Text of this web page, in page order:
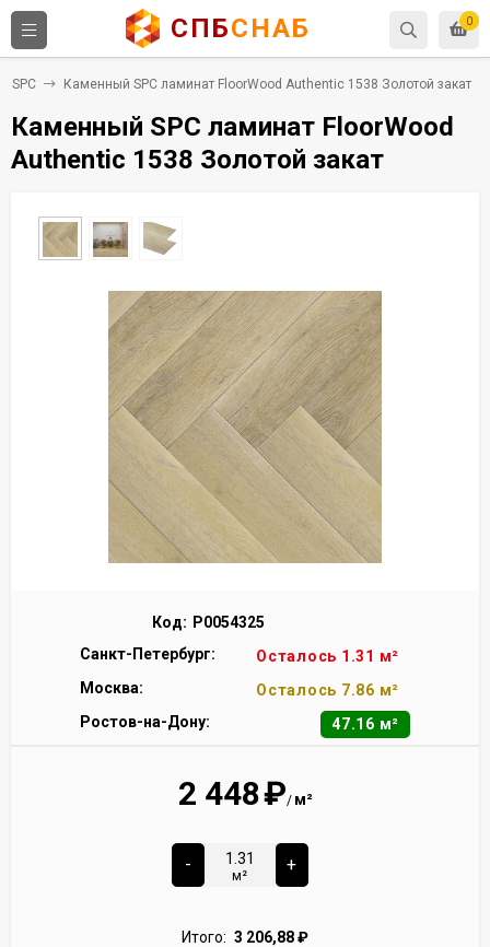
0
СПБСНАБ
SPC Каменный SPC ламинат FloorWood Authentic 1538 Золотой закат
Каменный SPC ламинат FloorWood
Authentic 1538 Золотой закат
Код: Р0054325
Санкт-Петербург:
Осталось 1.31 м²
Москва:
Осталось 7.86 м²
Ростов-на-Дону:
47.16 м²
2 448₽/ м²
-
м²
+
Итого: 3 206,88₽